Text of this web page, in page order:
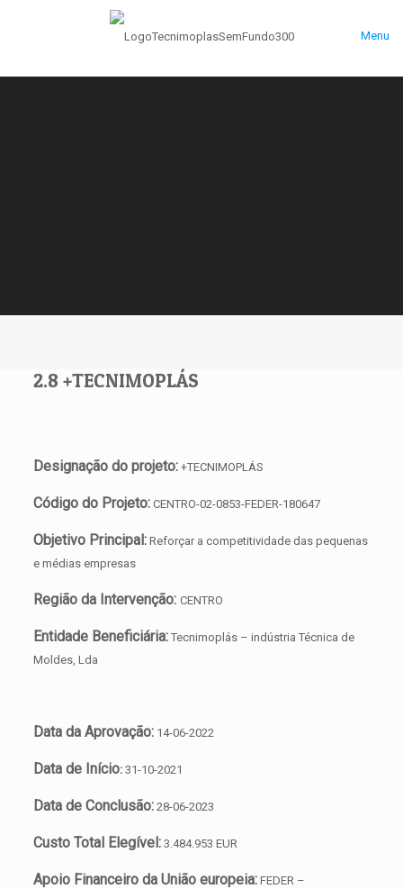
Menu
2.8 +TECNIMOPLÁS
Designação do projeto:+TECNIMOPLÁS
Código do Projeto:CENTRO-02-0853-FEDER-180647
Objetivo Principal:Reforçar a competitividade das pequenas
e médias empresas
Região da Intervenção: CENTRO
Entidade Beneficiária:Tecnimoplás – indústria Técnica de
Moldes, Lda
Data da Aprovação:14-06-2022
Data de Início: 31-10-2021
Data de Conclusão:28-06-2023
Custo Total Elegível:3.484.953 EUR
Apoio Financeiro da União europeia:FEDER –